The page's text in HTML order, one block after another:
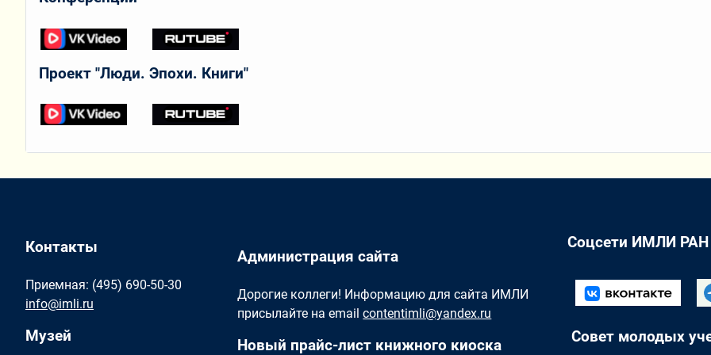
Проект "Люди. Эпохи. Книги"
Контакты
Приемная: (495) 690-50-30
info@imli.ru
Музей
Администрация сайта
Дорогие коллеги! Информацию для сайта ИМЛИ
присылайте на emailcontentimli@yandex.ru
Новый прайс-лист книжного киоска
Соцсети ИМЛИ РАН
Совет молодых